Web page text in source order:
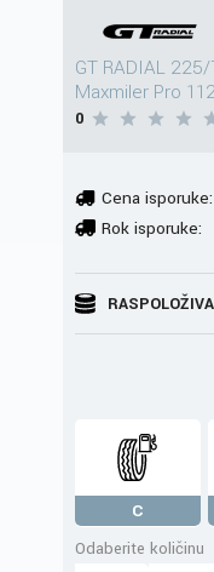
GT RADIAL
Maxmiler Pro
0
Cena isporuke:
Rok isporuke:
C
Odaberite količinu